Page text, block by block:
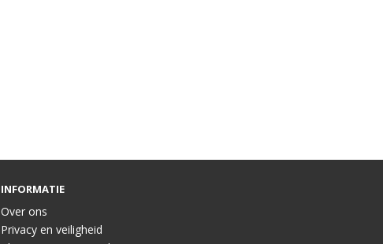
INFORMATIE
Over ons
Privacy en veiligheid